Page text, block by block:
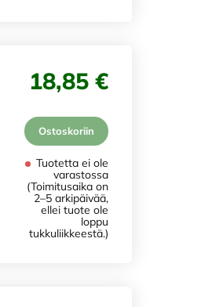
18,85 €
Ostoskoriin
Tuotetta ei ole
varastossa
(Toimitusaika on
2–5 arkipäivää,
ellei tuote ole
loppu
tukkuliikkeestä.)